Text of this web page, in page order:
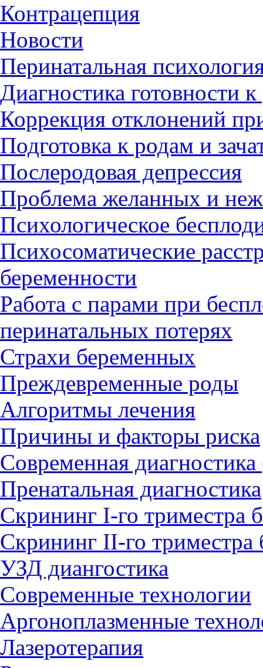
Контрацепция
Новости
Перинатальная
Диагностика готовности
Коррекция отклонений
Подготовка к родам и
Послеродовая депрессия
Проблема желанных и
Психологическое
Психосоматические
беременности
Работа с парами при
перинатальных потерях
Страхи беременных
Преждевременные роды
Алгоритмы лечения
Причины и факторы риска
Современная
Пренатальная диагностика
Скрининг I-го триместра
Скрининг II-го триместра
УЗД диангостика
Современные технологии
Аргоноплазменные
Лазеротерапия